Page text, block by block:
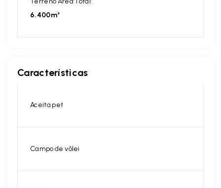
6.400m²
Características
Aceita pet
Campo de vôlei